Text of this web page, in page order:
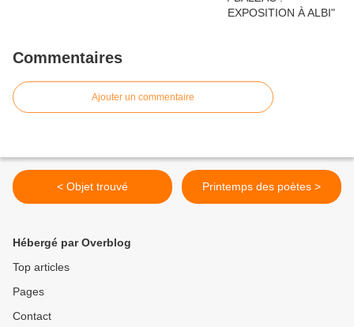
Commentaires
Ajouter un commentaire
< Objet trouvé Printemps des poètes >
Hébergé par Overblog
Top articles
Pages
Contact